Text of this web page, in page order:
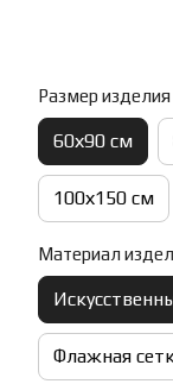
Размер изделия
60х90 см
100х150 см
Материал
Флажная